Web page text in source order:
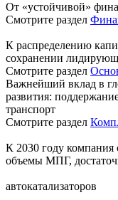
От «устойчивой»
Смотрите раздел
К распределению
сохранении
Смотрите раздел
Важнейший вклад в
развития:
транспорт
Смотрите раздел
К 2030 году компания
объемы МПГ,
автокатализаторов